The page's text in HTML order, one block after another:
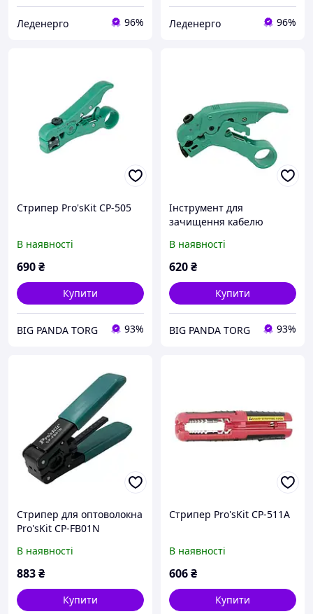
Леденерго 96% Леденерго 96%
Стрипер Pro'sKit CP-505
В наявності
690₴
Купити
BIG PANDA TORG 93%
Інструмент для
зачищення кабелю
В наявності
620₴
Купити
BIG PANDA TORG 93%
Стрипер для оптоволокна
Pro'sKit CP-FB01N
В наявності
883₴
Купити
Стрипер Pro'sKit CP-511A
В наявності
606₴
Купити